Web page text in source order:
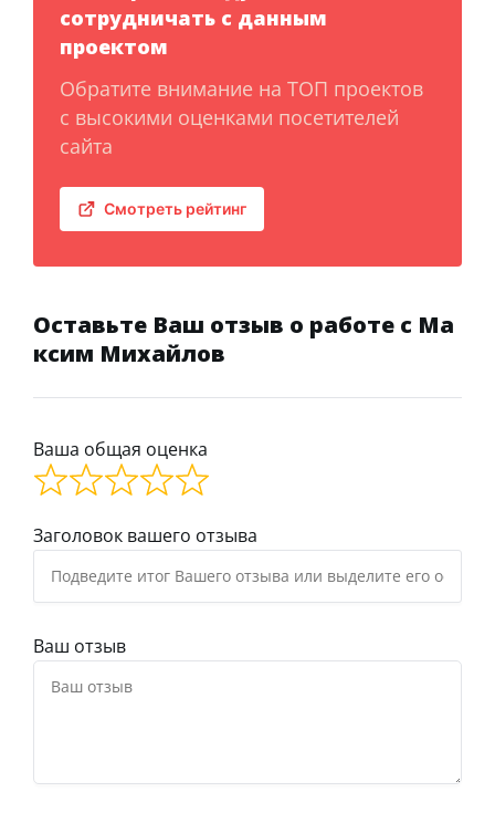
сотрудничать с данным
проектом
Обратите внимание на ТОП проектов
с высокими оценками посетителей
сайта
Смотреть рейтинг
Оставьте Ваш отзыв о работе с Ма
ксим Михайлов
Ваша общая оценка
Заголовок вашего отзыва
Ваш отзыв